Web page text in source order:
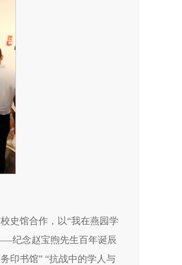
史馆合作，以“我在燕园学
纪念赵宝煦先生百年诞辰
印书馆” “抗战中的学人与